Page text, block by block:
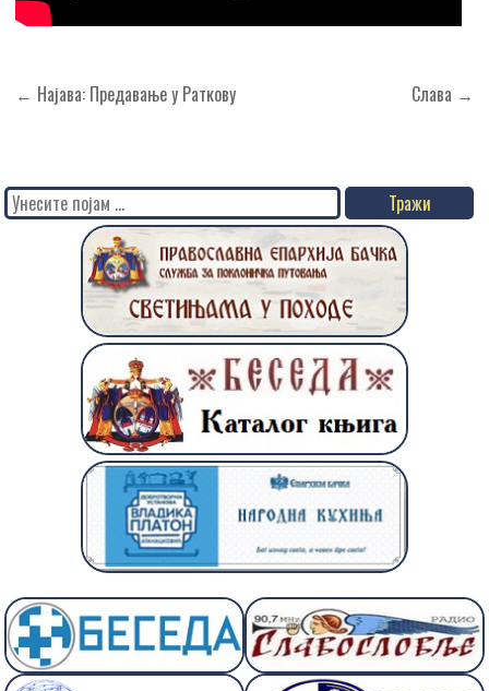
Кретање
← Најава: Предавање у Раткову Слава →
Search
for: